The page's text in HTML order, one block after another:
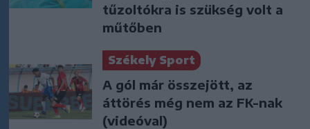
tűzoltókra is szükség volt a
műtőben
Székely Sport
A gól már összejött, az
áttörés még nem az FK-nak
(videóval)